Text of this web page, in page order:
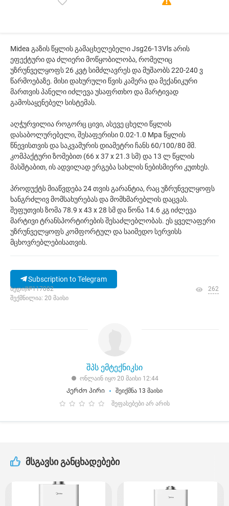
Midea გაზის წყლის გამაცხელებელი Jsg26-13Vls არის
ეფექტური და ძლიერი მოწყობილობა, რომელიც
უზრუნველყოფს 26 კვტ სიმძლავრეს და მუშაობს 220-240 ვ
წარმოებაზე. მისი დახურული წვის კამერა და მექანიკური
მართვის პანელი იძლევა უსაფრთხო და მარტივად
გამოსაყენებელ სისტემას.
აღჭურვილია როგორც ცივი, ასევე ცხელი წყლის
დასაბოლურებელი, შესაფერისი 0.02-1.0 Mpa წყლის
წნევისთვის და საკვამურის დიამეტრი ჩანს 60/100/80 მმ.
კომპაქტური ზომებით (66 x 37 x 21.3 სმ) და 13 ლ წყლის
მასშტაბით, ის ადვილად ერგება სახლის ნებისმიერი კუთხეს.
პროდუქტს მიაწვდება 24 თვის გარანტია, რაც უზრუნველყოფს
ხანგრძლივ მომსახურებას და მომხმარებლის დაცვას.
შეფუთვის ზომა 78.9 x 43 x 28 სმ და წონა 14.6 კგ იძლევა
მარტივი ტრანსპორტირების შესაძლებლობას. ეს ყველაფერი
უზრუნველყოფს კომფორტულ და საიმედო სერვისს
მცხოვრებლებისათვის.
Subscription to Telegram
ხედი|№117082
შექმნილია: 20 მაისი
262
შპს ემტექნიკსი
ონლაინ იყო 20 მაისი 12:44
Კერძო პირი
შეიქმნა 13 მაისი
შეფასებები არ არის
მსგავსი განცხადებები